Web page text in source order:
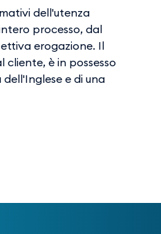
dell'utenza
processo, dal
erogazione. Il
è in possesso
e di una